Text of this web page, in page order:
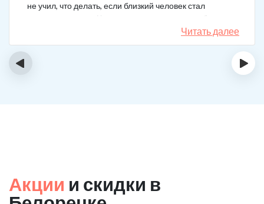
не учил, что делать, если близкий человек стал
наркозависимым. Честно говоря, надежды не было,
думали, что все лечение бесполезно, но решили
попробовать и отправить родственника в клинику на
Читать далее
‹ ›
Акции и скидки в